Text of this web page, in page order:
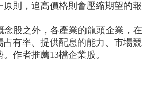
原則，追高價格則會壓縮期望的報
念股之外，各產業的龍頭企業，在
占有率、提供配息的能力、市場競
作者推薦13檔企業股。